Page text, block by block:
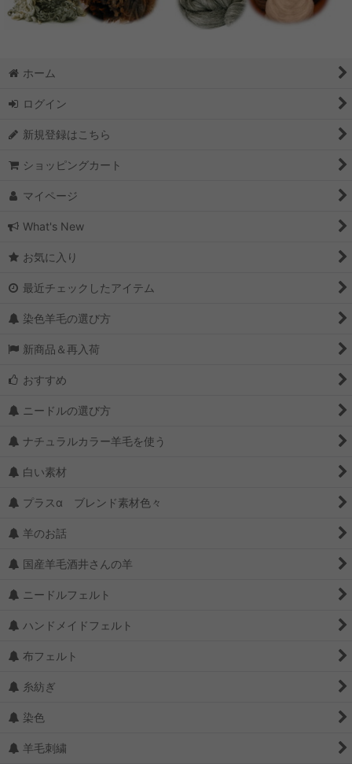
ホーム
ログイン
新規登録はこちら
ショッピングカート
マイページ
What's New
お気に入り
最近チェックしたアイテム
染色羊毛の選び方
新商品＆再入荷
おすすめ
ニードルの選び方
ナチュラルカラー羊毛を使う
白い素材
プラスα ブレンド素材色々
羊のお話
国産羊毛酒井さんの羊
ニードルフェルト
ハンドメイドフェルト
布フェルト
糸紡ぎ
染色
羊毛刺繍